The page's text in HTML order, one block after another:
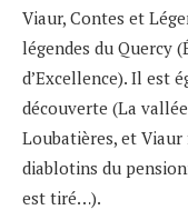
Viaur, Contes et
légendes du Quercy
d’Excellence). Il est
découverte (La
Loubatières, et
diablotins du
est tiré…).